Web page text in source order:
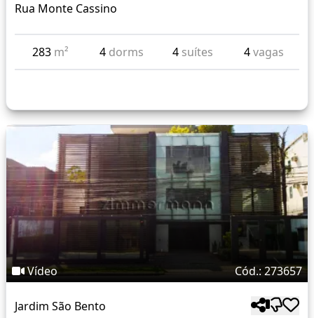
Rua Monte Cassino
283 m² 4 dorms 4 suítes 4vagas
Vídeo Cód.: 273657
Jardim São Bento